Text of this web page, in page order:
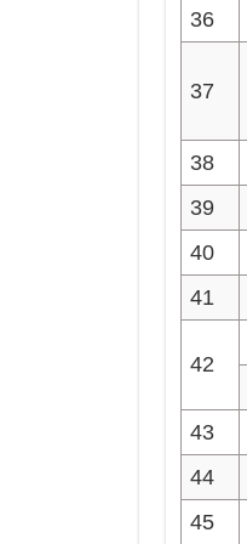
36
37
38
39
40
41
42
43
44
45